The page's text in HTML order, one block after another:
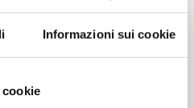
Informazioni sui cookie
formativededicate ai
produzioni e coinvolge
nostri